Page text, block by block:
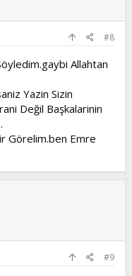
#8
Allahtan
Yazin Sizin
Değil Başkalarinin
Görelim.ben Emre
#9